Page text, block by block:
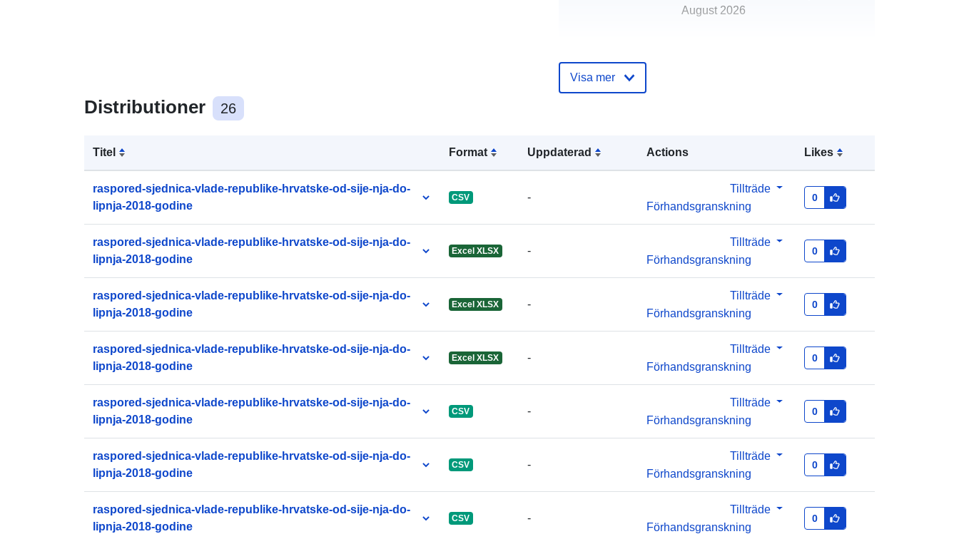
Distributioner 26
Titel Format Uppdaterad Actions Likes
raspored-sjednica-vlade-republike-hrvatske-od-sije-nja-do-
lipnja-2018-godine
CSV -
Tillträde
Förhandsgranskning
0
raspored-sjednica-vlade-republike-hrvatske-od-sije-nja-do-
lipnja-2018-godine
Excel XLSX -
Tillträde
Förhandsgranskning
0
raspored-sjednica-vlade-republike-hrvatske-od-sije-nja-do-
lipnja-2018-godine
Excel XLSX -
Tillträde
Förhandsgranskning
0
raspored-sjednica-vlade-republike-hrvatske-od-sije-nja-do-
lipnja-2018-godine
Excel XLSX -
Tillträde
Förhandsgranskning
0
raspored-sjednica-vlade-republike-hrvatske-od-sije-nja-do-
lipnja-2018-godine
CSV -
Tillträde
Förhandsgranskning
0
raspored-sjednica-vlade-republike-hrvatske-od-sije-nja-do-
lipnja-2018-godine
CSV -
Tillträde
Förhandsgranskning
0
raspored-sjednica-vlade-republike-hrvatske-od-sije-nja-do-
lipnja-2018-godine
CSV -
Tillträde
Förhandsgranskning
0
August 2026
Visa mer